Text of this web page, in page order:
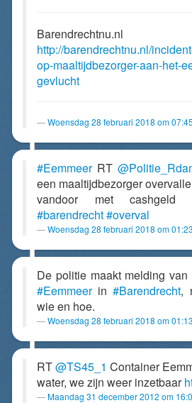
Barendrechtnu.nl
http://barendrechtnu.nl/
op-maaltijdbezorger-aan-het-
gevlucht
Woensdag 28 februari 2018 om
#EemmeerRT
een maaltijdbezorger
vandoor met cashgeld
#barendrecht#overval
Woensdag 28 februari 2018 om
De politie maakt melding
#Eemmeerin#Barendrecht,
wie en hoe.
Woensdag 28 februari 2018 om
RT@TS45_1 Container
water, we zijn weer inzetbaar
Maandag 31 december 2012 om